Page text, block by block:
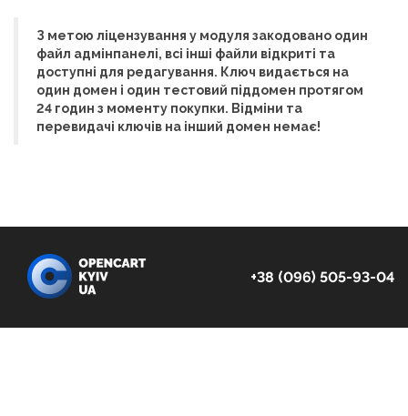
З метою ліцензування у модуля закодовано один
файл адмінпанелі, всі інші файли відкриті та
доступні для редагування. Ключ видається на
один домен і один тестовий піддомен протягом
24 годин з моменту покупки. Відміни та
перевидачі ключів на інший домен немає!
+38 (096) 505-93-04